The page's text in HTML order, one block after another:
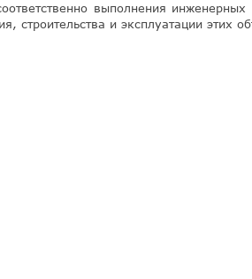
выполнения
строительства и эксплуатации этих